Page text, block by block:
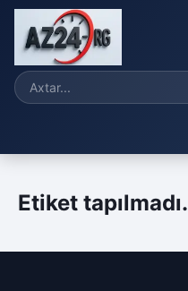
Etiket tapılmadı.